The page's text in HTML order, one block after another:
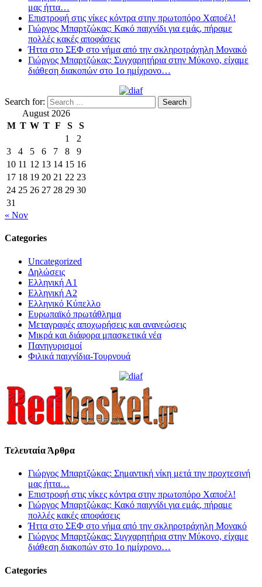
μας ήττα…
Επιστροφή στις νίκες κόντρα στην πρωτοπόρο Χαποέλ!
Γιώργος Μπαρτζώκας: Κακό παιχνίδι για εμάς, πήραμε
πολλές κακές αποφάσεις
Ήττα στο ΣΕΦ στο νήμα από την σκληροτράχηλη Μονακό
Γιώργος Μπαρτζώκας: Συγχαρητήρια στην Μύκονο, είχαμε
διάθεση διακοπών στο 1ο ημίχρονο…
Search for:
August 2026
M T W T F S
S
1
2
3
4 5 6 7 8
9
10 11 12 13 14 15 16
17 18 19 20 21 22 23
24 25 26 27 28 29 30
31
« Nov
Categories
Uncategorized
Δηλώσεις
Ελληνική Α1
Ελληνική Α2
Ελληνικό Κύπελλο
Ευρωπαϊκό πρωτάθλημα
Μεταγραφές αποχωρήσεις και ανανεώσεις
Μικρά και διάφορα μπασκετικά νέα
Πανηγυρισμοί
Φιλικά παιχνίδια-Τουρνουά
Τελευταία Άρθρα
Γιώργος Μπαρτζώκας: Σημαντική νίκη μετά την προχτεσινή
μας ήττα…
Επιστροφή στις νίκες κόντρα στην πρωτοπόρο Χαποέλ!
Γιώργος Μπαρτζώκας: Κακό παιχνίδι για εμάς, πήραμε
πολλές κακές αποφάσεις
Ήττα στο ΣΕΦ στο νήμα από την σκληροτράχηλη Μονακό
Γιώργος Μπαρτζώκας: Συγχαρητήρια στην Μύκονο, είχαμε
διάθεση διακοπών στο 1ο ημίχρονο…
Categories